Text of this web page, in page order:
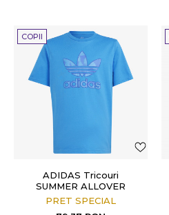
COPII
ADIDAS Tricouri
SUMMER ALLOVER
PRINT
PRET SPECIAL